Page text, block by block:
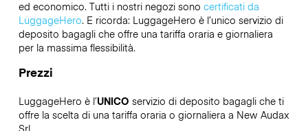
ed economico. Tutti i nostri negozi sono certificati da
LuggageHero. E ricorda: LuggageHero è l’unico servizio di
deposito bagagli che offre una tariffa oraria e giornaliera
per la massima flessibilità.
Prezzi
LuggageHero è l’UNICO servizio di deposito bagagli che ti
offre la scelta di una tariffa oraria o giornaliera a New Audax